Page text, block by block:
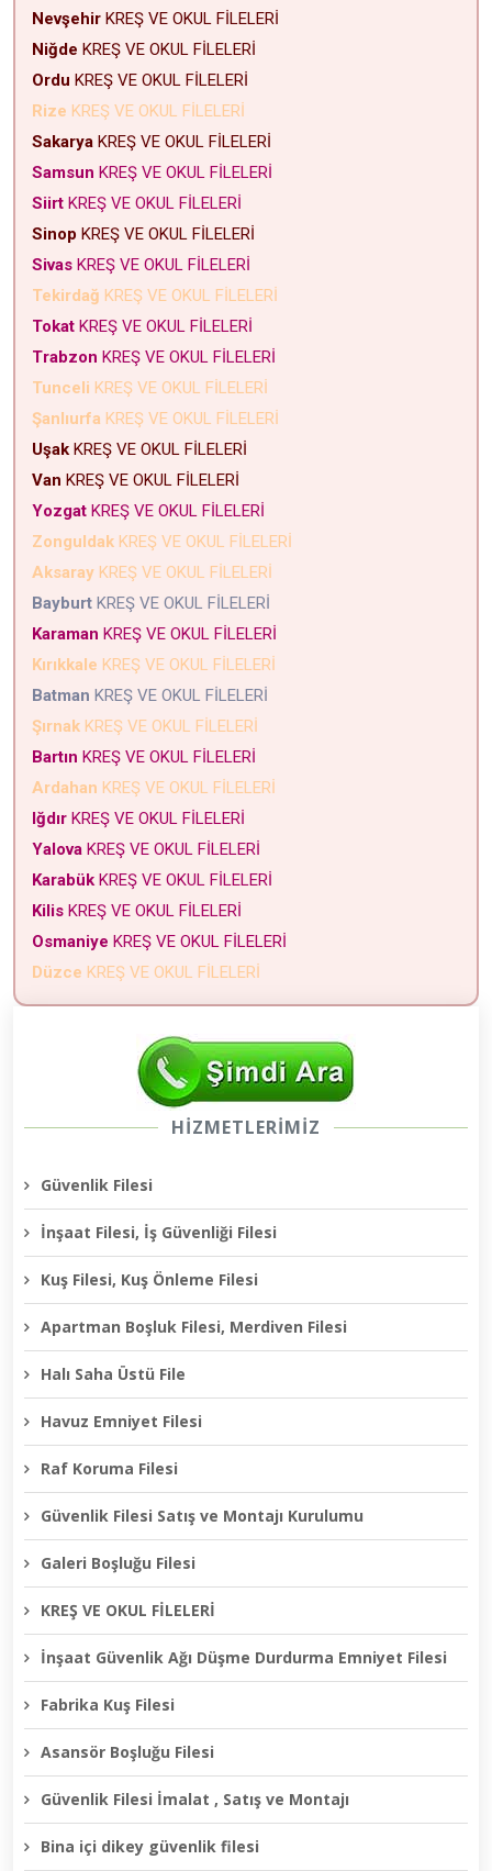
Nevşehir KREŞ VE OKUL FİLELERİ
Niğde KREŞ VE OKUL FİLELERİ
Ordu KREŞ VE OKUL FİLELERİ
Rize KREŞ VE OKUL FİLELERİ
Sakarya KREŞ VE OKUL FİLELERİ
Samsun KREŞ VE OKUL FİLELERİ
Siirt KREŞ VE OKUL FİLELERİ
Sinop KREŞ VE OKUL FİLELERİ
Sivas KREŞ VE OKUL FİLELERİ
Tekirdağ KREŞ VE OKUL FİLELERİ
Tokat KREŞ VE OKUL FİLELERİ
Trabzon KREŞ VE OKUL FİLELERİ
Tunceli KREŞ VE OKUL FİLELERİ
Şanlıurfa KREŞ VE OKUL FİLELERİ
Uşak KREŞ VE OKUL FİLELERİ
Van KREŞ VE OKUL FİLELERİ
Yozgat KREŞ VE OKUL FİLELERİ
Zonguldak KREŞ VE OKUL FİLELERİ
Aksaray KREŞ VE OKUL FİLELERİ
Bayburt KREŞ VE OKUL FİLELERİ
Karaman KREŞ VE OKUL FİLELERİ
Kırıkkale KREŞ VE OKUL FİLELERİ
Batman KREŞ VE OKUL FİLELERİ
Şırnak KREŞ VE OKUL FİLELERİ
Bartın KREŞ VE OKUL FİLELERİ
Ardahan KREŞ VE OKUL FİLELERİ
Iğdır KREŞ VE OKUL FİLELERİ
Yalova KREŞ VE OKUL FİLELERİ
Karabük KREŞ VE OKUL FİLELERİ
Kilis KREŞ VE OKUL FİLELERİ
Osmaniye KREŞ VE OKUL FİLELERİ
Düzce KREŞ VE OKUL FİLELERİ
HİZMETLERİMİZ
Güvenlik Filesi
İnşaat Filesi, İş Güvenliği Filesi
Kuş Filesi, Kuş Önleme Filesi
Apartman Boşluk Filesi, Merdiven Filesi
Halı Saha Üstü File
Havuz Emniyet Filesi
Raf Koruma Filesi
Güvenlik Filesi Satış ve Montajı Kurulumu
Galeri Boşluğu Filesi
KREŞ VE OKUL FİLELERİ
İnşaat Güvenlik Ağı Düşme Durdurma Emniyet Filesi
Fabrika Kuş Filesi
Asansör Boşluğu Filesi
Güvenlik Filesi İmalat , Satış ve Montajı
Bina içi dikey güvenlik filesi